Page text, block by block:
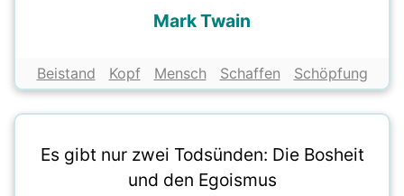
Mark Twain
Beistand Kopf Mensch Schaffen Schöpfung
Es gibt nur zwei Todsünden: Die Bosheit
und den Egoismus